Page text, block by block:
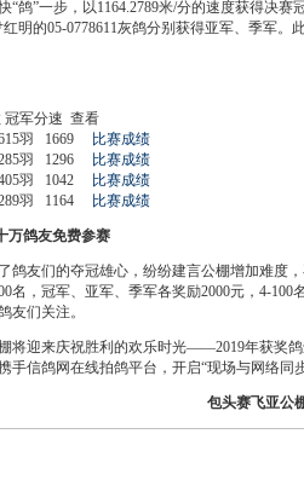
“鸽”一步，以1164.2789米/分的速度获得决
明的05-0778611灰鸽分别获得亚军、季军
分速 查看
羽 1669
比赛成绩
羽 1296
比赛成绩
羽 1042
比赛成绩
羽 1164
比赛成绩
万鸽友免费参赛
友们的夺冠雄心，纷纷建言公棚增加难度
名，冠军、亚军、季军各奖励2000元，4-
友们关注。
迎来庆祝胜利的欢乐时光——2019年获奖鸽
手信鸽网在线拍鸽平台，开启“现场与网络
包头赛飞亚公